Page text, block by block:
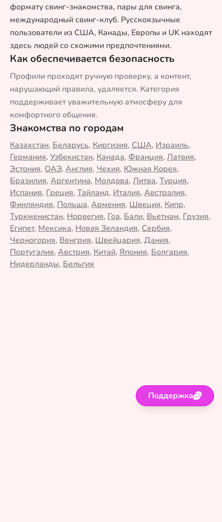
формату свинг-знакомства, пары для свинга,
международный свинг-клуб. Русскоязычные
пользователи из США, Канады, Европы и UK находят
здесь людей со схожими предпочтениями.
Как обеспечивается безопасность
Профили проходят ручную проверку, а контент,
нарушающий правила, удаляется. Категория
поддерживает уважительную атмосферу для
комфортного общения.
Знакомства по городам
Казахстан, Беларусь, Киргизия, США, Израиль,
Германия, Узбекистан, Канада, Франция, Латвия,
Эстония, ОАЭ, Англия, Чехия, Южная Корея,
Бразилия, Аргентина, Молдова, Литва, Турция,
Испания, Греция, Тайланд, Италия, Австралия,
Финляндия, Польша, Армения, Швеция, Кипр,
Туркменистан, Норвегия, Гоа, Бали, Вьетнам, Грузия,
Египет, Мексика, Новая Зеландия, Сербия,
Черногория, Венгрия, Швейцария, Дания,
Португалия, Австрия, Китай, Япония, Болгария,
Нидерланды, Бельгия
Поддержка